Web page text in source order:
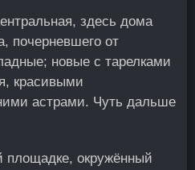
здесь дома
почерневшего от
новые с тарелками
красивыми
астрами. Чуть дальше
окружённый